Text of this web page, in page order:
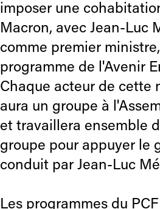
imposer une
Macron, avec Jean-Luc
comme premier
programme de l'Avenir
Chaque acteur de cette
aura un groupe à
et travaillera ensemble
groupe pour appuyer le
conduit par Jean-Luc
Les programmes du